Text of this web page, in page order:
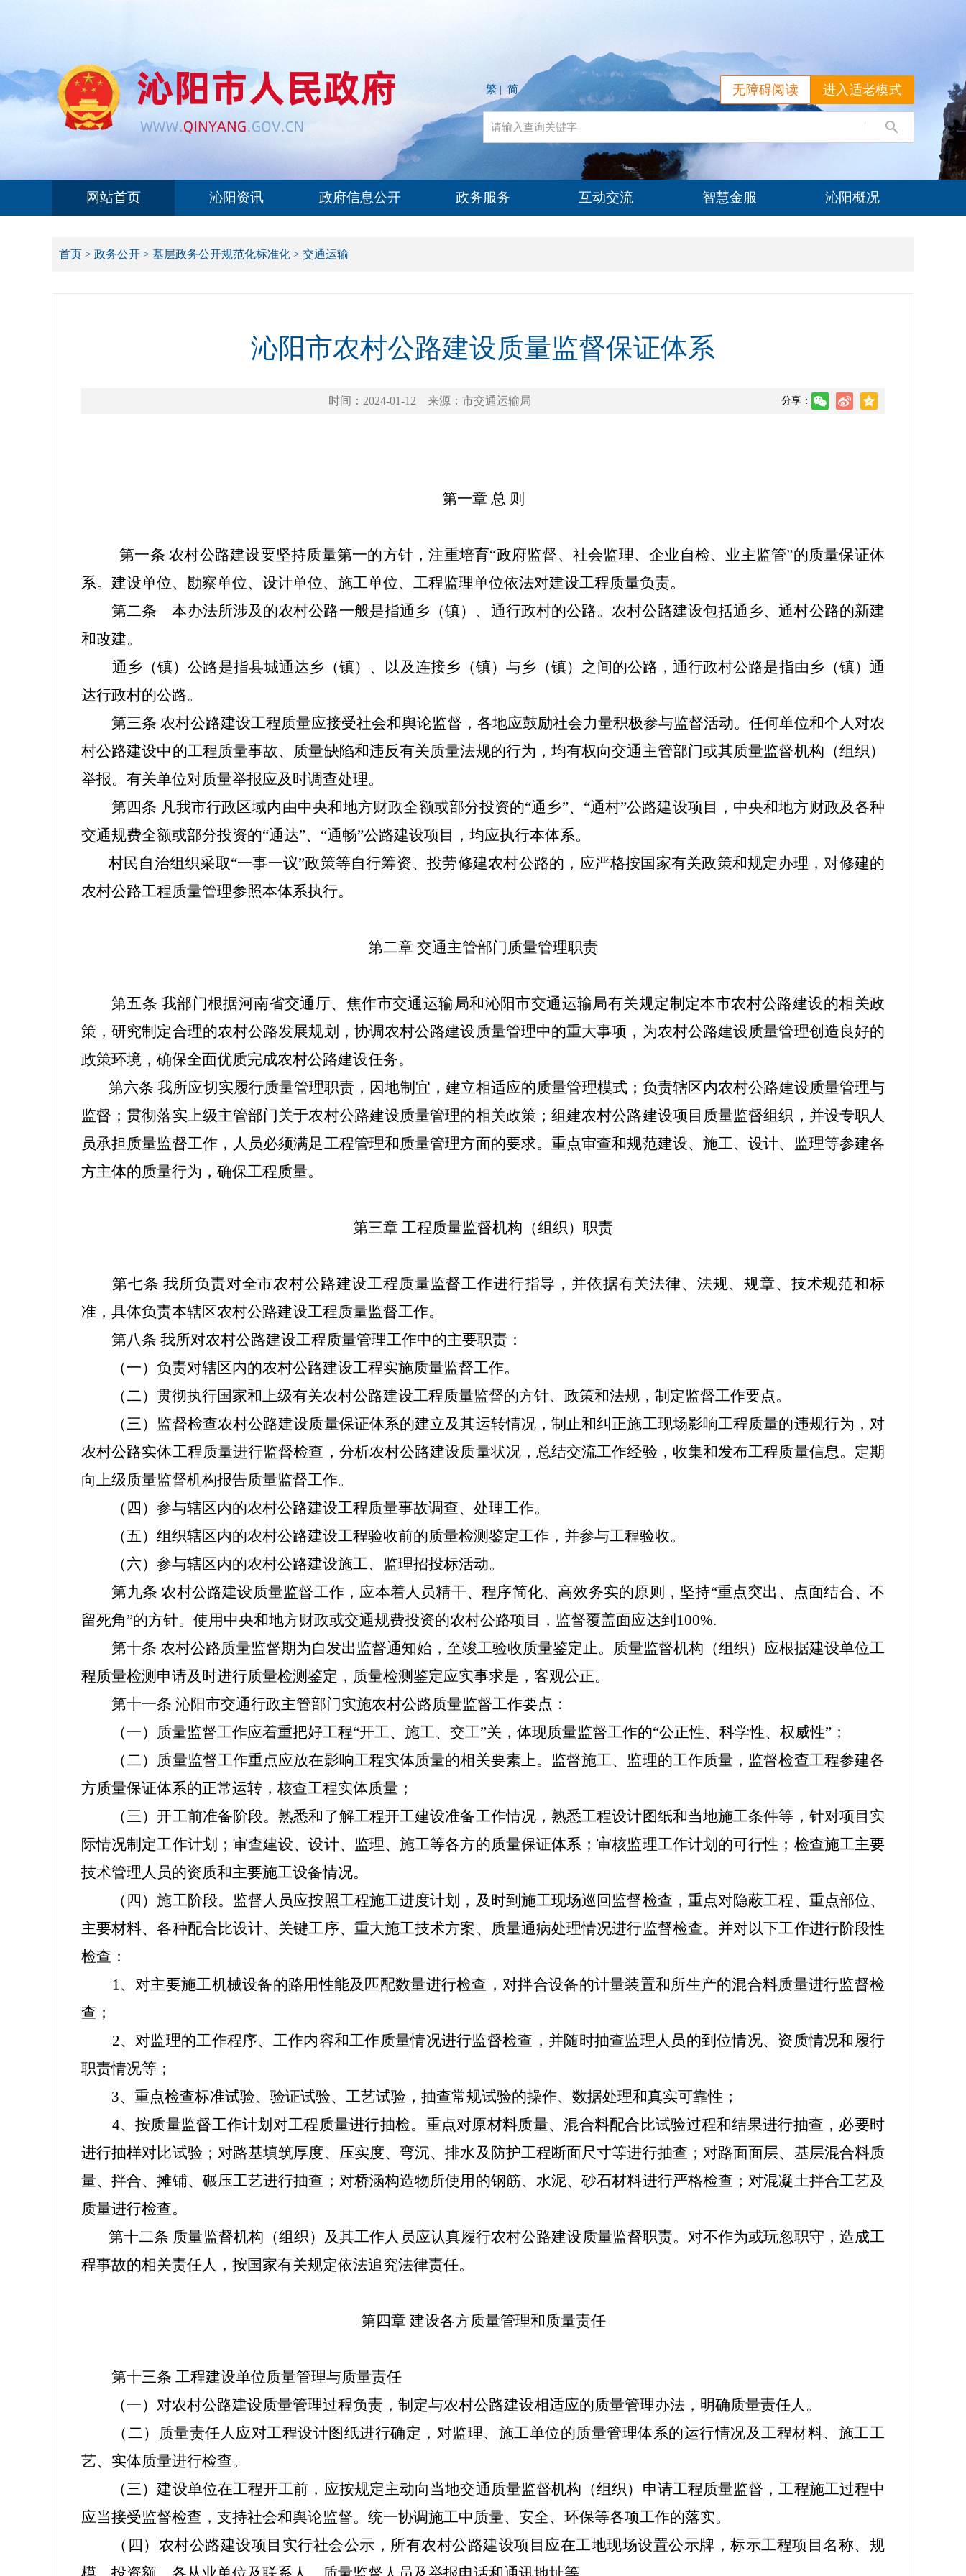
进入适老模式
无障碍阅读
繁 | 简
网站首页 沁阳资讯 政府信息公开 政务服务 互动交流 智慧金服 沁阳概况
首页 > 政务公开 > 基层政务公开规范化标准化 > 交通运输
沁阳市农村公路建设质量监督保证体系
时间：2024-01-12 来源：市交通运输局 分享：
第一章 总 则
第一条 农村公路建设要坚持质量第一的方针，注重培育“政府监督、社会监理、企业自检、业主监管”的质量保证体
系。建设单位、勘察单位、设计单位、施工单位、工程监理单位依法对建设工程质量负责。
第二条 本办法所涉及的农村公路一般是指通乡（镇）、通行政村的公路。农村公路建设包括通乡、通村公路的新建
和改建。
通乡（镇）公路是指县城通达乡（镇）、以及连接乡（镇）与乡（镇）之间的公路，通行政村公路是指由乡（镇）通
达行政村的公路。
第三条 农村公路建设工程质量应接受社会和舆论监督，各地应鼓励社会力量积极参与监督活动。任何单位和个人对农
村公路建设中的工程质量事故、质量缺陷和违反有关质量法规的行为，均有权向交通主管部门或其质量监督机构（组织）
举报。有关单位对质量举报应及时调查处理。
第四条 凡我市行政区域内由中央和地方财政全额或部分投资的“通乡”、“通村”公路建设项目，中央和地方财政及各种
交通规费全额或部分投资的“通达”、“通畅”公路建设项目，均应执行本体系。
村民自治组织采取“一事一议”政策等自行筹资、投劳修建农村公路的，应严格按国家有关政策和规定办理，对修建的
农村公路工程质量管理参照本体系执行。
第二章 交通主管部门质量管理职责
第五条 我部门根据河南省交通厅、焦作市交通运输局和沁阳市交通运输局有关规定制定本市农村公路建设的相关政
策，研究制定合理的农村公路发展规划，协调农村公路建设质量管理中的重大事项，为农村公路建设质量管理创造良好的
政策环境，确保全面优质完成农村公路建设任务。
第六条 我所应切实履行质量管理职责，因地制宜，建立相适应的质量管理模式；负责辖区内农村公路建设质量管理与
监督；贯彻落实上级主管部门关于农村公路建设质量管理的相关政策；组建农村公路建设项目质量监督组织，并设专职人
员承担质量监督工作，人员必须满足工程管理和质量管理方面的要求。重点审查和规范建设、施工、设计、监理等参建各
方主体的质量行为，确保工程质量。
第三章 工程质量监督机构（组织）职责
第七条 我所负责对全市农村公路建设工程质量监督工作进行指导，并依据有关法律、法规、规章、技术规范和标
准，具体负责本辖区农村公路建设工程质量监督工作。
第八条 我所对农村公路建设工程质量管理工作中的主要职责：
（一）负责对辖区内的农村公路建设工程实施质量监督工作。
（二）贯彻执行国家和上级有关农村公路建设工程质量监督的方针、政策和法规，制定监督工作要点。
（三）监督检查农村公路建设质量保证体系的建立及其运转情况，制止和纠正施工现场影响工程质量的违规行为，对
农村公路实体工程质量进行监督检查，分析农村公路建设质量状况，总结交流工作经验，收集和发布工程质量信息。定期
向上级质量监督机构报告质量监督工作。
（四）参与辖区内的农村公路建设工程质量事故调查、处理工作。
（五）组织辖区内的农村公路建设工程验收前的质量检测鉴定工作，并参与工程验收。
（六）参与辖区内的农村公路建设施工、监理招投标活动。
第九条 农村公路建设质量监督工作，应本着人员精干、程序简化、高效务实的原则，坚持“重点突出、点面结合、不
留死角”的方针。使用中央和地方财政或交通规费投资的农村公路项目，监督覆盖面应达到100%.
第十条 农村公路质量监督期为自发出监督通知始，至竣工验收质量鉴定止。质量监督机构（组织）应根据建设单位工
程质量检测申请及时进行质量检测鉴定，质量检测鉴定应实事求是，客观公正。
第十一条 沁阳市交通行政主管部门实施农村公路质量监督工作要点：
（一）质量监督工作应着重把好工程“开工、施工、交工”关，体现质量监督工作的“公正性、科学性、权威性”；
（二）质量监督工作重点应放在影响工程实体质量的相关要素上。监督施工、监理的工作质量，监督检查工程参建各
方质量保证体系的正常运转，核查工程实体质量；
（三）开工前准备阶段。熟悉和了解工程开工建设准备工作情况，熟悉工程设计图纸和当地施工条件等，针对项目实
际情况制定工作计划；审查建设、设计、监理、施工等各方的质量保证体系；审核监理工作计划的可行性；检查施工主要
技术管理人员的资质和主要施工设备情况。
（四）施工阶段。监督人员应按照工程施工进度计划，及时到施工现场巡回监督检查，重点对隐蔽工程、重点部位、
主要材料、各种配合比设计、关键工序、重大施工技术方案、质量通病处理情况进行监督检查。并对以下工作进行阶段性
检查：
1、对主要施工机械设备的路用性能及匹配数量进行检查，对拌合设备的计量装置和所生产的混合料质量进行监督检
查；
2、对监理的工作程序、工作内容和工作质量情况进行监督检查，并随时抽查监理人员的到位情况、资质情况和履行
职责情况等；
3、重点检查标准试验、验证试验、工艺试验，抽查常规试验的操作、数据处理和真实可靠性；
4、按质量监督工作计划对工程质量进行抽检。重点对原材料质量、混合料配合比试验过程和结果进行抽查，必要时
进行抽样对比试验；对路基填筑厚度、压实度、弯沉、排水及防护工程断面尺寸等进行抽查；对路面面层、基层混合料质
量、拌合、摊铺、碾压工艺进行抽查；对桥涵构造物所使用的钢筋、水泥、砂石材料进行严格检查；对混凝土拌合工艺及
质量进行检查。
第十二条 质量监督机构（组织）及其工作人员应认真履行农村公路建设质量监督职责。对不作为或玩忽职守，造成工
程事故的相关责任人，按国家有关规定依法追究法律责任。
第四章 建设各方质量管理和质量责任
第十三条 工程建设单位质量管理与质量责任
（一）对农村公路建设质量管理过程负责，制定与农村公路建设相适应的质量管理办法，明确质量责任人。
（二）质量责任人应对工程设计图纸进行确定，对监理、施工单位的质量管理体系的运行情况及工程材料、施工工
艺、实体质量进行检查。
（三）建设单位在工程开工前，应按规定主动向当地交通质量监督机构（组织）申请工程质量监督，工程施工过程中
应当接受监督检查，支持社会和舆论监督。统一协调施工中质量、安全、环保等各项工作的落实。
（四）农村公路建设项目实行社会公示，所有农村公路建设项目应在工地现场设置公示牌，标示工程项目名称、规